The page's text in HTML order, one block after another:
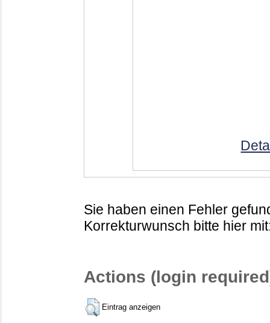
Sie haben einen Fehler
Korrekturwunsch bitte hier
Actions (login
Eintrag anzeigen